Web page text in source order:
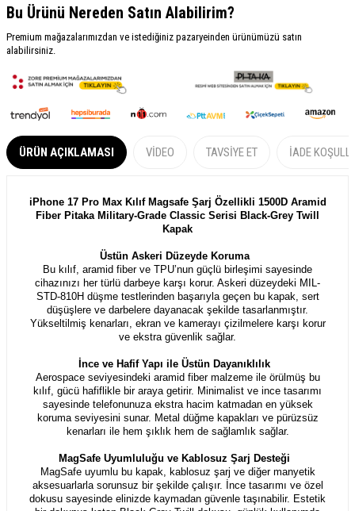
Bu Ürünü Nereden Satın Alabilirim?
Premium mağazalarımızdan ve istediğiniz pazaryeinden ürünümüzü satın
alabilirsiniz.
ÜRÜN AÇIKLAMASI VIDEO TAVSIYE ET İADE
iPhone 17 Pro Max Kılıf Magsafe Şarj Özellikli 1500D Aramid
Fiber Pitaka Military-Grade Classic Serisi Black-Grey Twill
Kapak
Üstün Askeri Düzeyde Koruma
Bu kılıf, aramid fiber ve TPU’nun güçlü birleşimi sayesinde
cihazınızı her türlü darbeye karşı korur. Askeri düzeydeki MIL-
STD-810H düşme testlerinden başarıyla geçen bu kapak, sert
düşüşlere ve darbelere dayanacak şekilde tasarlanmıştır.
Yükseltilmiş kenarları, ekran ve kamerayı çizilmelere karşı korur
ve ekstra güvenlik sağlar.
İnce ve Hafif Yapı ile Üstün Dayanıklılık
Aerospace seviyesindeki aramid fiber malzeme ile örülmüş bu
kılıf, gücü hafiflikle bir araya getirir. Minimalist ve ince tasarımı
sayesinde telefonunuza ekstra hacim katmadan en yüksek
koruma seviyesini sunar. Metal düğme kapakları ve pürüzsüz
kenarları ile hem şıklık hem de sağlamlık sağlar.
MagSafe Uyumluluğu ve Kablosuz Şarj Desteği
MagSafe uyumlu bu kapak, kablosuz şarj ve diğer manyetik
aksesuarlarla sorunsuz bir şekilde çalışır. İnce tasarımı ve özel
dokusu sayesinde elinizde kaymadan güvenle taşınabilir. Estetik